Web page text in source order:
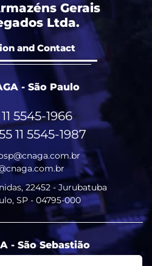
Gerais
Ltda.
and Contact
- São Paulo
5545-1966
11 5545-1987
22452 - Jurubatuba
SP - 04795-000
- São Sebastião